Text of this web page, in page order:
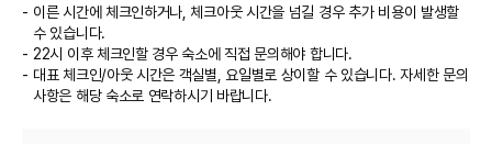
이른 시간에 체크인하거나, 체크아웃 시간을 넘길 경우 추가 비용이 발생할
수 있습니다.
22시 이후 체크인할 경우 숙소에 직접 문의해야 합니다.
대표 체크인/아웃 시간은 객실별, 요일별로 상이할 수 있습니다. 자세한 문의
사항은 해당 숙소로 연락하시기 바랍니다.